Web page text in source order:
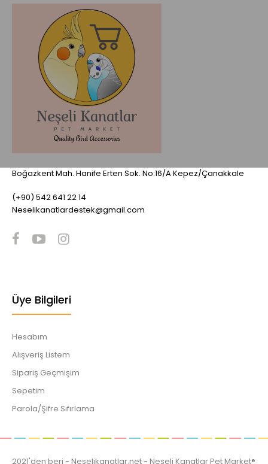
Boğazkent Mah. Hanife Erten Sok. No:16/A Kepez/Çanakkale
(+90) 542 641 22 14
Neselikanatlardestek@gmail.com
Üye Bilgileri
Hesabım
Alışveriş Listem
Sipariş Geçmişim
Sepetim
Parola/Şifre Sıfırlama
2021'den beri - Neselikanatlar.net - Neşeli Kanatlar Pet Market®